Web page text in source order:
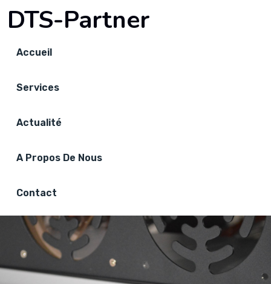
DTS-Partner
Accueil
Services
Actualité
A Propos De Nous
Contact